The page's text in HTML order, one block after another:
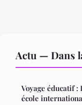
Actu — Dans
Voyage éducatif :
école